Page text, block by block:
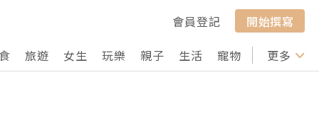
會員登記
開始撰寫
旅遊 女生 玩樂 親子 生活 寵物 行山 打卡
更多